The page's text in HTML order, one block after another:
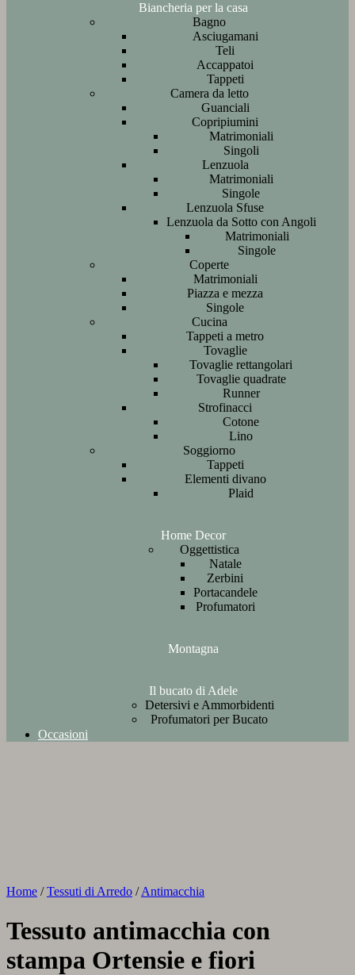
Biancheria per la casa
Bagno
Asciugamani
Teli
Accappatoi
Tappeti
Camera da letto
Guanciali
Copripiumini
Matrimoniali
Singoli
Lenzuola
Matrimoniali
Singole
Lenzuola Sfuse
Lenzuola da Sotto con Angoli
Matrimoniali
Singole
Coperte
Matrimoniali
Piazza e mezza
Singole
Cucina
Tappeti a metro
Tovaglie
Tovaglie rettangolari
Tovaglie quadrate
Runner
Strofinacci
Cotone
Lino
Soggiorno
Tappeti
Elementi divano
Plaid
Home Decor
Oggettistica
Natale
Zerbini
Portacandele
Profumatori
Montagna
Il bucato di Adele
Detersivi e Ammorbidenti
Profumatori per Bucato
Occasioni
Home / Tessuti di Arredo / Antimacchia
Tessuto antimacchia con
stampa Ortensie e fiori